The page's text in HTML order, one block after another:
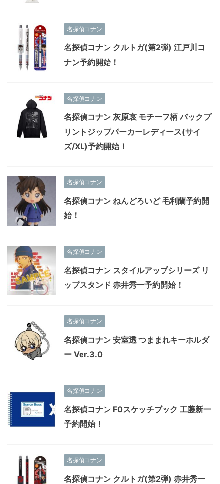
名探偵コナン
名探偵コナン クルトガ(第2弾) 江戸川コ
ナン予約開始！
名探偵コナン
名探偵コナン 灰原哀 モチーフ柄 バックプ
リントジップパーカーレディース(サイ
ズ/XL)予約開始！
名探偵コナン
名探偵コナン ねんどろいど 毛利蘭予約開
始！
名探偵コナン
名探偵コナン スタイルアップシリーズ リ
ップスタンド 赤井秀一予約開始！
名探偵コナン
名探偵コナン 安室透 つままれキーホルダ
ー Ver.3.0
名探偵コナン
名探偵コナン F0スケッチブック 工藤新一
予約開始！
名探偵コナン
名探偵コナン クルトガ(第2弾) 赤井秀一